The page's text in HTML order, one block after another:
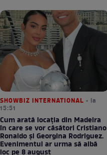
SHOWBIZ INTERNATIONAL • la
15:51
Cum arată locația din Madeira
în care se vor căsători Cristiano
Ronaldo și Georgina Rodriguez.
Evenimentul ar urma să aibă